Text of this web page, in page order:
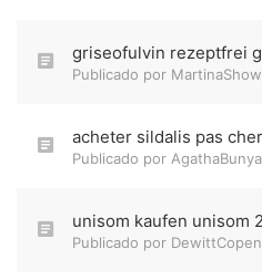
griseofulvin rezeptfrei
Publicado por
acheter sildalis pas
Publicado por
unisom kaufen unisom
Publicado por